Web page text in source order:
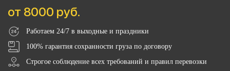
от 8000 руб.
Работаем 24/7 в выходные и праздники
100% гарантия сохранности груза по договору
Строгое соблюдение всех требований и правил перевозки